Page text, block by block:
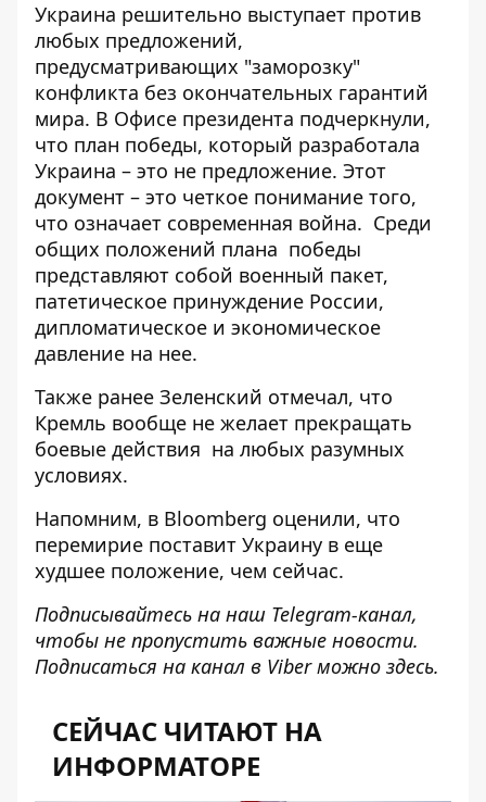
Украина решительно выступает против
любых предложений,
предусматривающих "заморозку"
конфликта без окончательных гарантий
мира. В Офисе президента подчеркнули,
что план победы, который разработала
Украина – это не предложение. Этот
документ – это четкое понимание того,
что означает современная война. Среди
общих положений плана победы
представляют собой военный пакет,
патетическое принуждение России,
дипломатическое и экономическое
давление на нее.
Также ранее Зеленский отмечал, что
Кремль вообще не желает прекращать
боевые действия на любых разумных
условиях.
Напомним, в Bloomberg оценили, что
перемирие поставит Украину в еще
худшее положение, чем сейчас.
Подписывайтесь на наш Telegram-канал,
чтобы не пропустить важные новости.
Подписаться на канал в Viber можно здесь.
СЕЙЧАС ЧИТАЮТ НА
ИНФОРМАТОРЕ